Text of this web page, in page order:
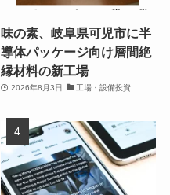
味の素、岐阜県可児市に半
導体パッケージ向け層間絶
縁材料の新工場
2026年8月3日 工場・設備投資